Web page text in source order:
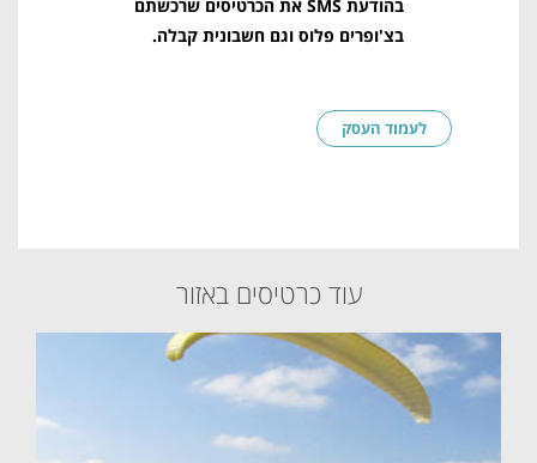
בהודעת SMS את הכרטיסים שרכשתם
בצ'ופרים פלוס וגם חשבונית קבלה.
לעמוד העסק
עוד כרטיסים באזור